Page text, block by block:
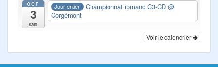
OCT
3
sam
Jour entier Championnat romand C3-CD@
Corgémont
Voir le calendrier